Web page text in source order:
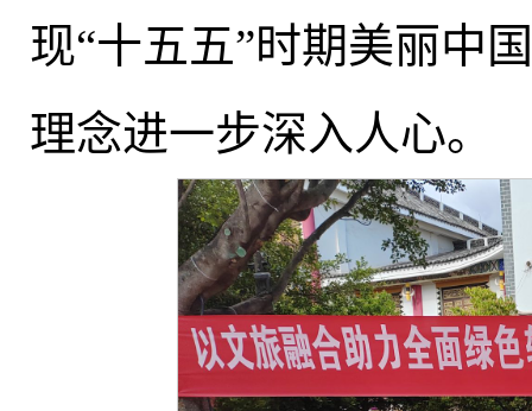
现“十五五”时期美丽中
理念进一步深入人心。